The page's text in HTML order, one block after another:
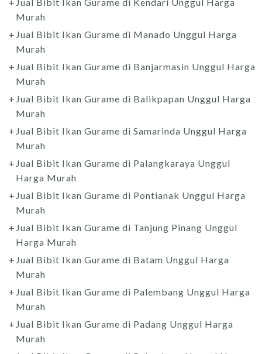
Jual Bibit Ikan Gurame di Kendari Unggul Harga
Murah
Jual Bibit Ikan Gurame di Manado Unggul Harga
Murah
Jual Bibit Ikan Gurame di Banjarmasin Unggul Harga
Murah
Jual Bibit Ikan Gurame di Balikpapan Unggul Harga
Murah
Jual Bibit Ikan Gurame di Samarinda Unggul Harga
Murah
Jual Bibit Ikan Gurame di Palangkaraya Unggul
Harga Murah
Jual Bibit Ikan Gurame di Pontianak Unggul Harga
Murah
Jual Bibit Ikan Gurame di Tanjung Pinang Unggul
Harga Murah
Jual Bibit Ikan Gurame di Batam Unggul Harga
Murah
Jual Bibit Ikan Gurame di Palembang Unggul Harga
Murah
Jual Bibit Ikan Gurame di Padang Unggul Harga
Murah